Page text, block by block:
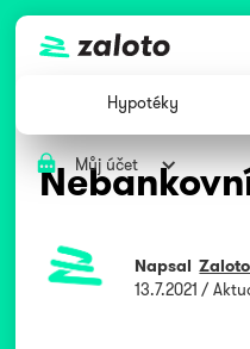
Hypotéky
Můj účet
Napsal
13.7.2021 /